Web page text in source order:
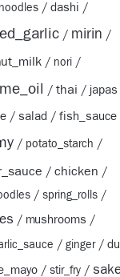
/ dashi /
/ mirin /
/ nori /
/ thai / japas
/ salad / fish_sauce
/ potato_starch /
/ chicken /
/ spring_rolls /
/ mushrooms /
/ ginger/
/ stir_fry /